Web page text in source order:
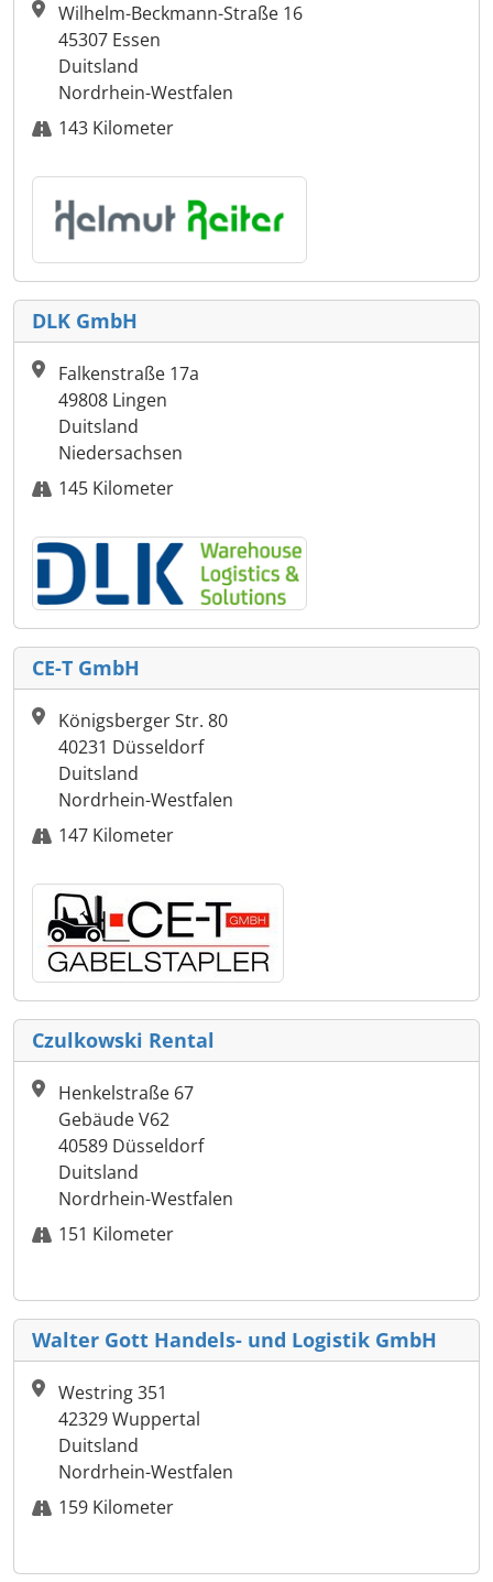
Wilhelm-Beckmann-Straße 16
45307 Essen
Duitsland
Nordrhein-Westfalen
143 Kilometer
DLK GmbH
Falkenstraße 17a
49808 Lingen
Duitsland
Niedersachsen
145 Kilometer
CE-T GmbH
Königsberger Str. 80
40231 Düsseldorf
Duitsland
Nordrhein-Westfalen
147 Kilometer
Czulkowski Rental
Henkelstraße 67
Gebäude V62
40589 Düsseldorf
Duitsland
Nordrhein-Westfalen
151 Kilometer
Walter Gott Handels- und Logistik GmbH
Westring 351
42329 Wuppertal
Duitsland
Nordrhein-Westfalen
159 Kilometer